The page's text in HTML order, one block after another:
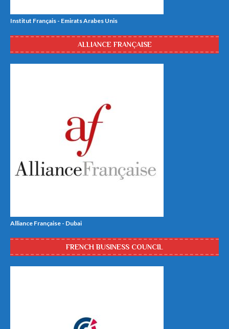
Institut Français - Emirats Arabes Unis
ALLIANCE FRANÇAISE
Alliance Française - Dubai
FRENCH BUSINESS COUNCIL